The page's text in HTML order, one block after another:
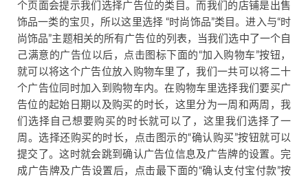
个页面会提示我们选择广告位的类目。而我们的店铺是出售
饰品一类的宝贝，所以这里选择 “时尚饰品”类目。进入与“时
尚饰品”主题相关的所有广告位的列表，当我们选中了一个自
己满意的广告位以后，点击图标下面的“加入购物车”按钮，
就可以将这个广告位放入购物车里了，我们一共可以将二十
个广告位同时加入到购物车内。在购物车里选择我们要买广
告位的起始日期以及购买的时长，这里分为一周和两周，我
们选择自己想要购买的时长就可以了，这里我们选择了一
周。选择还购买的时长，点击图示的“确认购买”按钮就可以
提交了。这时就会跳到确认广告位信息及广告牌的设置。完
成广告牌及广告设置后，点击最下面的“确认支付宝付款”按